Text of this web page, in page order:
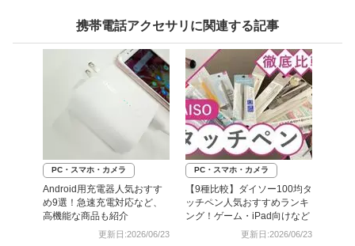
携帯電話アクセサリに関連する記事
PC・スマホ・カメラ
Android用充電器人気おすす
め9選！急速充電対応など、
高機能な商品も紹介
更新日:2026/06/23
PC・スマホ・カメラ
【9種比較】ダイソー100均タ
ッチペン人気おすすめランキ
ング！ゲーム・iPad向けなど
更新日:2026/06/23